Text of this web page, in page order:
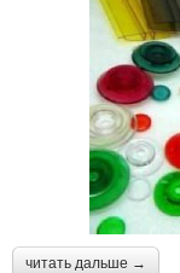
читать дальше →